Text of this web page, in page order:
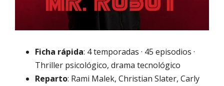
Ficha rápida: 4 temporadas · 45 episodios ·
Thriller psicológico, drama tecnológico
Reparto: Rami Malek, Christian Slater, Carly